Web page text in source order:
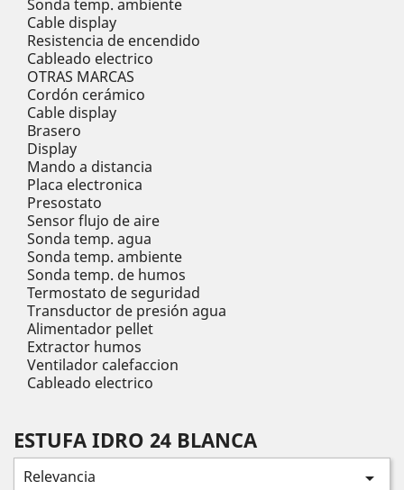
Sonda temp. ambiente
Cable display
Resistencia de encendido
Cableado electrico
OTRAS MARCAS
Cordón cerámico
Cable display
Brasero
Display
Mando a distancia
Placa electronica
Presostato
Sensor flujo de aire
Sonda temp. agua
Sonda temp. ambiente
Sonda temp. de humos
Termostato de seguridad
Transductor de presión agua
Alimentador pellet
Extractor humos
Ventilador calefaccion
Cableado electrico
ESTUFA IDRO 24 BLANCA
Relevancia 